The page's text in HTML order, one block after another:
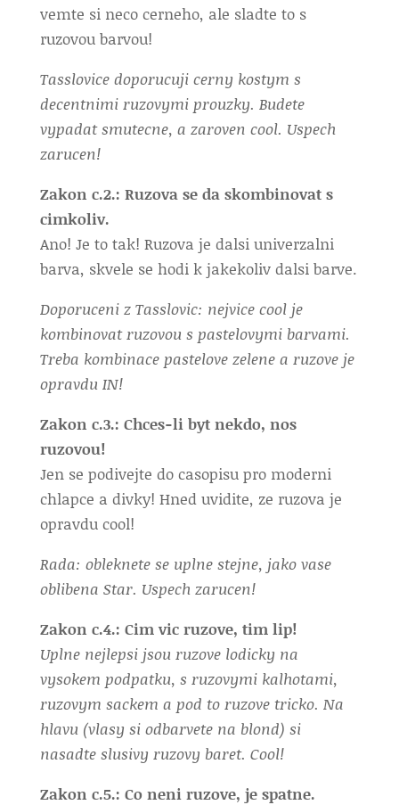
vemte si neco cerneho, ale sladte to s
ruzovou barvou!
Tasslovice doporucuji cerny kostym s
decentnimi ruzovymi prouzky. Budete
vypadat smutecne, a zaroven cool. Uspech
zarucen!
Zakon c.2.: Ruzova se da skombinovat s
cimkoliv.
Ano! Je to tak! Ruzova je dalsi univerzalni
barva, skvele se hodi k jakekoliv dalsi barve.
Doporuceni z Tasslovic: nejvice cool je
kombinovat ruzovou s pastelovymi barvami.
Treba kombinace pastelove zelene a ruzove je
opravdu IN!
Zakon c.3.: Chces-li byt nekdo, nos
ruzovou!
Jen se podivejte do casopisu pro moderni
chlapce a divky! Hned uvidite, ze ruzova je
opravdu cool!
Rada: obleknete se uplne stejne, jako vase
oblibena Star. Uspech zarucen!
Zakon c.4.: Cim vic ruzove, tim lip!
Uplne nejlepsi jsou ruzove lodicky na
vysokem podpatku, s ruzovymi kalhotami,
ruzovym sackem a pod to ruzove tricko. Na
hlavu (vlasy si odbarvete na blond) si
nasadte slusivy ruzovy baret. Cool!
Zakon c.5.: Co neni ruzove, je spatne.